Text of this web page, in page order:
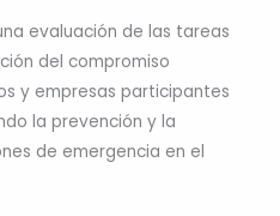
evaluación de las tareas
del compromiso
y empresas participantes
la prevención y la
de emergencia en el